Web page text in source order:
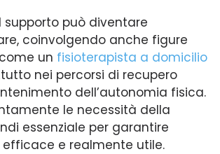
supporto può diventare
coinvolgendo anche figure
un fisioterapista a domicilio
nei percorsi di recupero
dell’autonomia fisica.
le necessità della
essenziale per garantire
efficace e realmente utile.